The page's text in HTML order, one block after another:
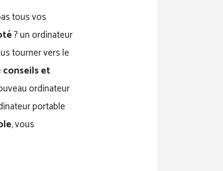
tous vos
? un ordinateur
tourner vers le
conseils et
ordinateur
portable
, vous